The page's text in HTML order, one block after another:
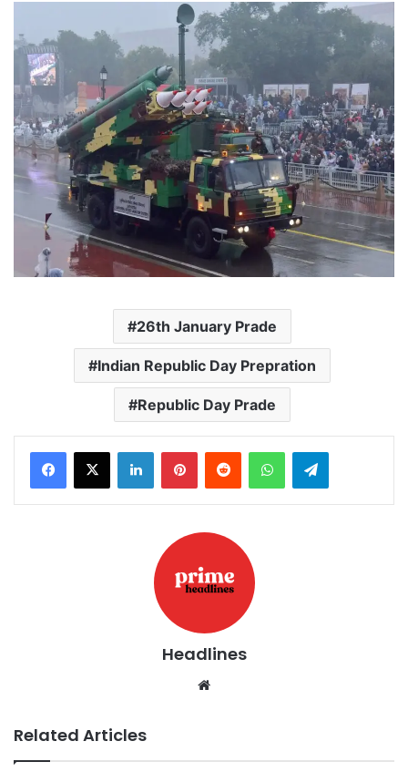
26th January Prade
Indian Republic Day Prepration
Republic Day Prade
LinkedInPinterestReddit WhatsAppTelegram
Headlines
Related Articles